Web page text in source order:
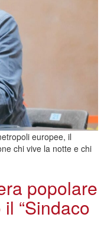
europee, il
chi vive la notte e chi
popolare
“Sindaco